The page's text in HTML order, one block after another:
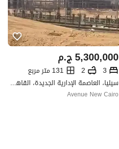
ج.م5,300,000
3
2
131 متر مربع
سيليا، العاصمة الإدارية الجديدة، القاهرة
Avenue New Cairo